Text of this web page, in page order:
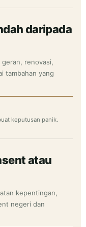
daripada
renovasi,
tambahan yang
keputusan panik.
atau
kepentingan,
negeri dan